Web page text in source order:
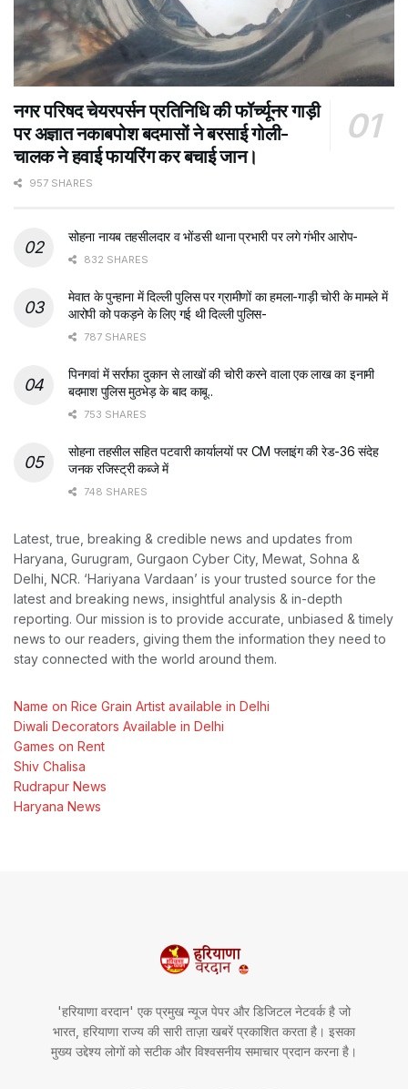
नगर परिषद चेयरपर्सन प्रतिनिधि की फॉर्च्यूनर गाड़ी
पर अज्ञात नकाबपोश बदमासों ने बरसाई गोली-
चालक ने हवाई फायरिंग कर बचाई जान।
957 SHARES
सोहना नायब तहसीलदार व भोंडसी थाना प्रभारी पर लगे गंभीर आरोप-
832 SHARES
मेवात के पुन्हाना में दिल्ली पुलिस पर ग्रामीणों का हमला-गाड़ी चोरी के मामले में
आरोपी को पकड़ने के लिए गई थी दिल्ली पुलिस-
787 SHARES
पिनगवां में सर्राफा दुकान से लाखों की चोरी करने वाला एक लाख का इनामी
बदमाश पुलिस मुठभेड़ के बाद काबू..
753 SHARES
सोहना तहसील सहित पटवारी कार्यालयों पर CM फ्लाइंग की रेड-36 संदेह
जनक रजिस्ट्री कब्जे में
748 SHARES
Latest, true, breaking & credible news and updates from
Haryana, Gurugram, Gurgaon Cyber City, Mewat, Sohna &
Delhi, NCR. ‘Hariyana Vardaan’ is your trusted source for the
latest and breaking news, insightful analysis & in-depth
reporting. Our mission is to provide accurate, unbiased & timely
news to our readers, giving them the information they need to
stay connected with the world around them.
Name on Rice Grain Artist available in Delhi
Diwali Decorators Available in Delhi
Games on Rent
Shiv Chalisa
Rudrapur News
Haryana News
'हरियाणा वरदान' एक प्रमुख न्यूज पेपर और डिजिटल नेटवर्क है जो
भारत, हरियाणा राज्य की सारी ताज़ा खबरें प्रकाशित करता है। इसका
मुख्य उद्देश्य लोगों को सटीक और विश्वसनीय समाचार प्रदान करना है।